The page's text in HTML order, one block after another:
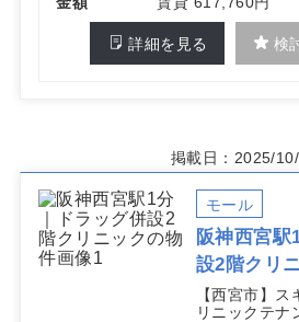
詳細を見る 検
掲載日：2025/
モール
阪神西宮駅
設2階クリ
【西宮市】
リニックテナ